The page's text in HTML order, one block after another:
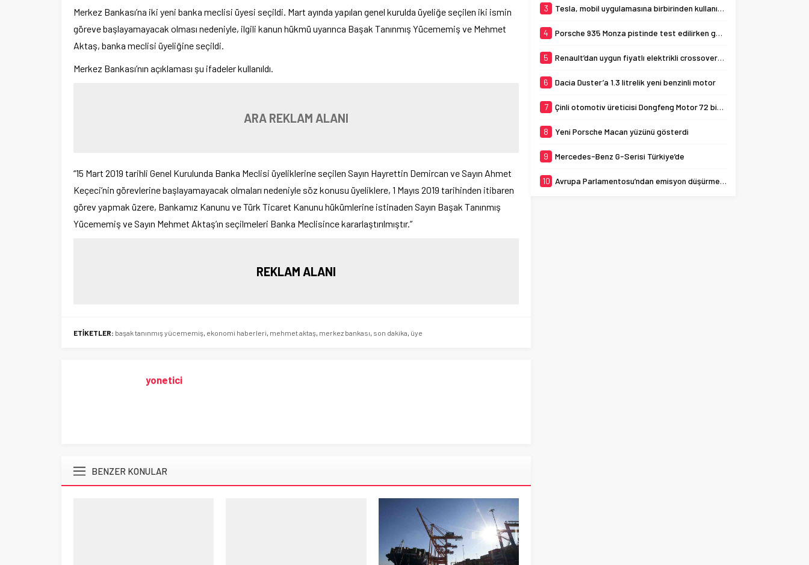
Merkez Bankası’na iki yeni banka meclisi üyesi seçildi. Mart ayında yapılan genel kurulda üyeliğe seçilen iki ismin
göreve başlayamayacak olması nedeniyle, ilgili kanun hükmü uyarınca Başak Tanınmış Yücememiş ve Mehmet
Aktaş, banka meclisi üyeliğine seçildi.
Merkez Bankası’nın açıklaması şu ifadeler kullanıldı.
ARA REKLAM ALANI
“15 Mart 2019 tarihli Genel Kurulunda Banka Meclisi üyeliklerine seçilen Sayın Hayrettin Demircan ve Sayın Ahmet
Keçeci’nin görevlerine başlayamayacak olmaları nedeniyle söz konusu üyeliklere, 1 Mayıs 2019 tarihinden itibaren
görev yapmak üzere, Bankamız Kanunu ve Türk Ticaret Kanunu hükümlerine istinaden Sayın Başak Tanınmış
Yücememiş ve Sayın Mehmet Aktaş’ın seçilmeleri Banka Meclisince kararlaştırılmıştır.”
REKLAM ALANI
ETİKETLER: başak tanınmış yücememiş, ekonomi haberleri, mehmet aktaş, merkez bankası, son dakika, üye
yonetici
BENZER KONULAR
3 Tesla, mobil uygulamasına birbirinden kullanışlı 3 yeni özellik ekledi
4 Porsche 935 Monza pistinde test edilirken görüldü
5 Renault’dan uygun fiyatlı elektrikli crossover: Renault K-ZE
6 Dacia Duster’a 1.3 litrelik yeni benzinli motor
7 Çinli otomotiv üreticisi Dongfeng Motor 72 bin aracı geri çağırıyor
8 Yeni Porsche Macan yüzünü gösterdi
9 Mercedes-Benz G-Serisi Türkiye’de
10 Avrupa Parlamentosu’ndan emisyon düşürme adımı